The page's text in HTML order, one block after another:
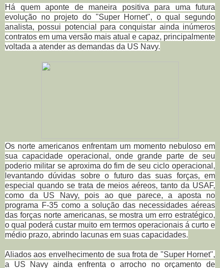
Há quem aponte de maneira positiva para uma futura
evolução no projeto do "Super Hornet", o qual segundo
analista, possui potencial para conquistar ainda inúmeros
contratos em uma versão mais atual e capaz, principalmente
voltada a atender as demandas da US Navy.
Os norte americanos enfrentam um momento nebuloso em
sua capacidade operacional, onde grande parte de seu
poderio militar se aproxima do fim de seu ciclo operacional,
levantando dúvidas sobre o futuro das suas forças, em
especial quando se trata de meios aéreos, tanto da USAF,
como da US Navy, pois ao que parece, a aposta no
programa F-35 como a solução das necessidades aéreas
das forças norte americanas, se mostra um erro estratégico,
o qual poderá custar muito em termos operacionais á curto e
médio prazo, abrindo lacunas em suas capacidades.
Aliados aos envelhecimento de sua frota de "Super Hornet",
a US Navy ainda enfrenta o arrocho no orçamento de